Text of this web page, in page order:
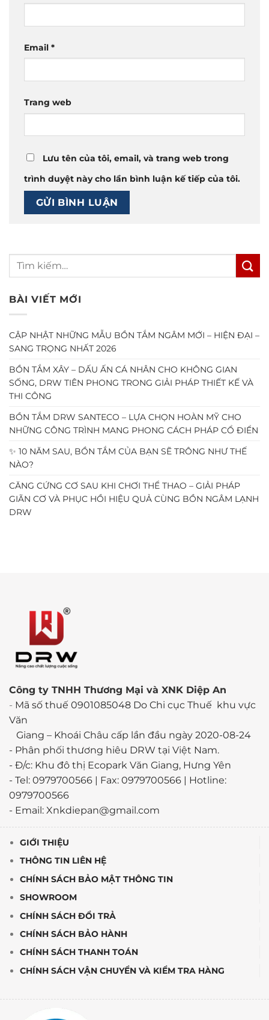
Email *
Trang web
Lưu tên của tôi, email, và trang web trong
trình duyệt này cho lần bình luận kế tiếp của tôi.
BÀI VIẾT MỚI
CẬP NHẬT NHỮNG MẪU BỒN TẮM NGÂM MỚI – HIỆN ĐẠI –
SANG TRỌNG NHẤT 2026
BỒN TẮM XÂY – DẤU ẤN CÁ NHÂN CHO KHÔNG GIAN
SỐNG, DRW TIÊN PHONG TRONG GIẢI PHÁP THIẾT KẾ VÀ
THI CÔNG
BỒN TẮM DRW SANTECO – LỰA CHỌN HOÀN MỸ CHO
NHỮNG CÔNG TRÌNH MANG PHONG CÁCH PHÁP CỔ ĐIỂN
✨ 10 NĂM SAU, BỒN TẮM CỦA BẠN SẼ TRÔNG NHƯ THẾ
NÀO?
CĂNG CỨNG CƠ SAU KHI CHƠI THỂ THAO – GIẢI PHÁP
GIÃN CƠ VÀ PHỤC HỒI HIỆU QUẢ CÙNG BỒN NGÂM LẠNH
DRW
Công ty TNHH Thương Mại và XNK Diệp An
- Mã số thuế 0901085048 Do Chi cục Thuế khu vực
Văn
Giang – Khoái Châu cấp lần đầu ngày 2020-08-24
- Phân phối thương hiêu DRW tại Việt Nam.
- Đ/c: Khu đô thị Ecopark Văn Giang, Hưng Yên
- Tel: 0979700566 | Fax: 0979700566 | Hotline:
0979700566
- Email: Xnkdiepan@gmail.com
GIỚI THIỆU
THÔNG TIN LIÊN HỆ
CHÍNH SÁCH BẢO MẬT THÔNG TIN
SHOWROOM
CHÍNH SÁCH ĐỔI TRẢ
CHÍNH SÁCH BẢO HÀNH
CHÍNH SÁCH THANH TOÁN
CHÍNH SÁCH VẬN CHUYỂN VÀ KIỂM TRA HÀNG